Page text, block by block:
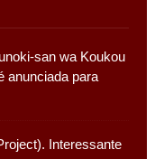
san wa Koukou
anunciada para
Interessante